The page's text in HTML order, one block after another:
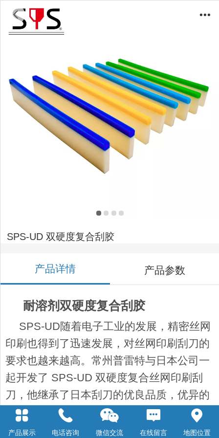
SPS-UD 双硬度复合刮胶
产品详情 产品参数
耐溶剂双硬度复合刮胶
SPS-UD随着电子工业的发展，精密丝网
印刷也得到了迅速发展，对丝网印刷刮刀的
要求也越来越高。常州普雷特与日本公司一
起开发了 SPS-UD 双硬度复合丝网印刷刮
刀，他继承了日本刮刀的优良品质，优异的
耐溶剂性和耐磨性，稳定的丝网印刷质量和
高印刷寿命，适用于电子丝网印刷。
产品展示 电话咨询 微信交流 在线留言 地图位置